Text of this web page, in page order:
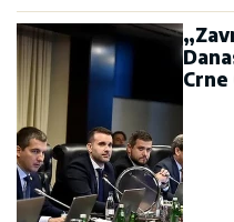
Crne